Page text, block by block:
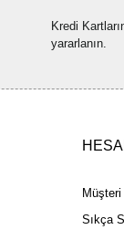
Kredi
yararlanın.
Sıkça